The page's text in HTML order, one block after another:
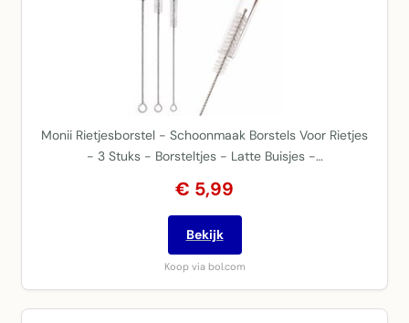
Monii Rietjesborstel - Schoonmaak Borstels Voor Rietjes
- 3 Stuks - Borsteltjes - Latte Buisjes -…
€ 5,99
Bekijk
Koop via bol.com